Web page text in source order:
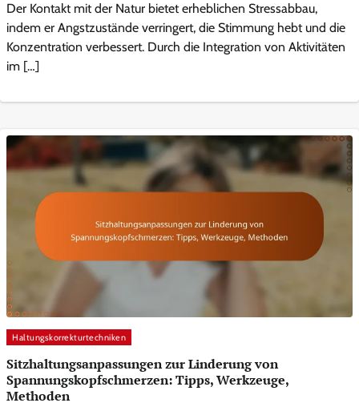
Der Kontakt mit der Natur bietet erheblichen Stressabbau,
indem er Angstzustände verringert, die Stimmung hebt und die
Konzentration verbessert. Durch die Integration von Aktivitäten
im […]
Haltungskorrekturtechniken
Sitzhaltungsanpassungen zur Linderung von
Spannungskopfschmerzen: Tipps, Werkzeuge,
Methoden